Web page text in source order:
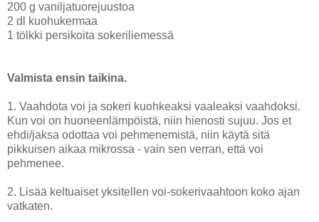
200 g vaniljatuorejuustoa
2 dl kuohukermaa
1 tölkki persikoita sokeriliemessä
Valmista ensin taikina.
1. Vaahdota voi ja sokeri kuohkeaksi vaaleaksi vaahdoksi.
Kun voi on huoneenlämpöistä, niin hienosti sujuu. Jos et
ehdi/jaksa odottaa voi pehmenemistä, niin käytä sitä
pikkuisen aikaa mikrossa - vain sen verran, että voi
pehmenee.
2. Lisää keltuaiset yksitellen voi-sokerivaahtoon koko ajan
vatkaten.